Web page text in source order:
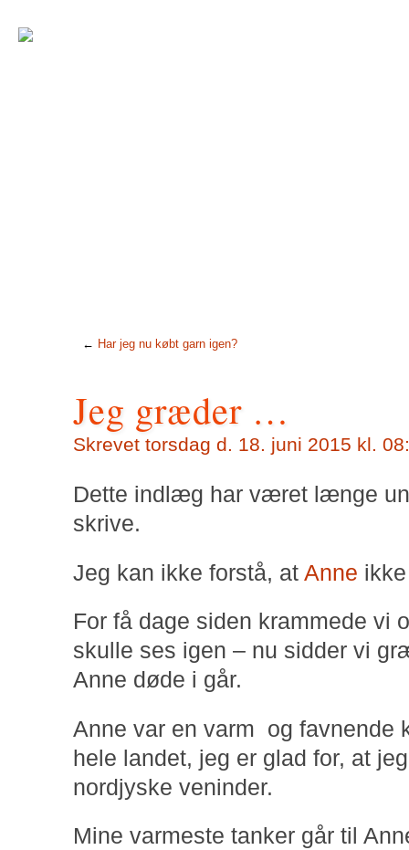
← Har jeg nu købt garn igen?
Jeg græder …
Skrevet torsdag d. 18. juni 2015 kl.
Dette indlæg har været længe
skrive.
Jeg kan ikke forstå, at Anne
For få dage siden krammede vi
skulle ses igen – nu sidder vi
Anne døde i går.
Anne var en varm og favnende
hele landet, jeg er glad for, at
nordjyske veninder.
Mine varmeste tanker går til